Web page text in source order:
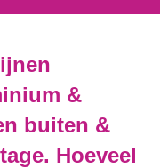
&
buiten &
Hoeveel